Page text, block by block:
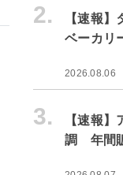
2.
【速報
ベーカリ
2026.08.06
3.
【速報
調 年間